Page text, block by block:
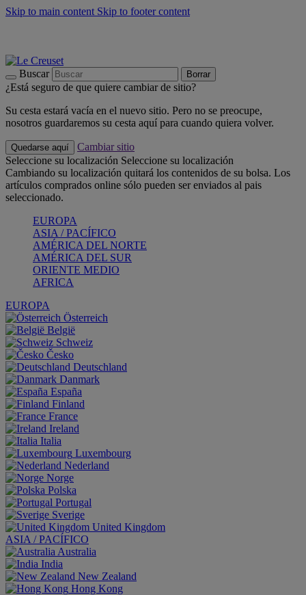
Skip to main content Skip to footer content
Buscar Borrar
¿Está seguro de que quiere cambiar de sitio?
Su cesta estará vacía en el nuevo sitio. Pero no se preocupe,
nosotros guardaremos su cesta aquí para cuando quiera volver.
Quedarse aquí
Cambiar sitio
Seleccione su localización Seleccione su localización
Cambiando su localización quitará los contenidos de su bolsa. Los
artículos comprados online sólo pueden ser enviados al pais
seleccionado.
EUROPA
ASIA / PACÍFICO
AMÉRICA DEL NORTE
AMÉRICA DEL SUR
ORIENTE MEDIO
AFRICA
EUROPA
Österreich
België
Schweiz
Česko
Deutschland
Danmark
España
Finland
France
Ireland
Italia
Luxembourg
Nederland
Norge
Polska
Portugal
Sverige
United Kingdom
ASIA / PACÍFICO
Australia
India
New Zealand
Hong Kong